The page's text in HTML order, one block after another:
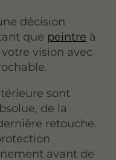
décision
que peintre à
vision avec
sont
de la
retouche.
avant de